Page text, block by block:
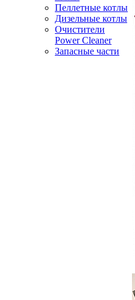
Пеллетные котлы
Дизельные котлы
Очистители
Power Cleaner
Запасные части